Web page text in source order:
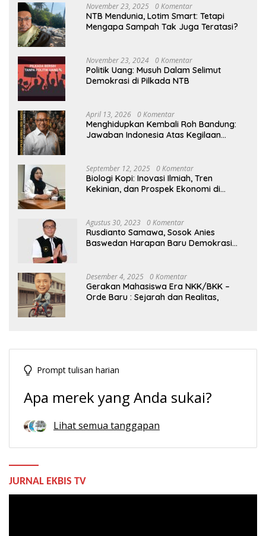
November 23, 2025 0 Komentar
NTB Mendunia, Lotim Smart: Tetapi
Mengapa Sampah Tak Juga Teratasi?
November 23, 2024 0 Komentar
Politik Uang: Musuh Dalam Selimut
Demokrasi di Pilkada NTB
April 13, 2026 0 Komentar
Menghidupkan Kembali Roh Bandung:
Jawaban Indonesia Atas Kegilaan
September 12, 2025 0 Komentar
Biologi Kopi: Inovasi Ilmiah, Tren
Kekinian, dan Prospek Ekonomi di
Agustus 30, 2023 0 Komentar
Rusdianto Samawa, Sosok Anies
Baswedan Harapan Baru Demokrasi
Desember 4, 2025 0 Komentar
Gerakan Mahasiswa Era NKK/BKK –
Orde Baru : Sejarah dan Realitas,
Prompt tulisan harian
Apa merek yang Anda sukai?
Lihat semua tanggapan
JURNAL EKBIS TV